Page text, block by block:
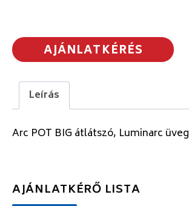
AJÁNLATKÉRÉS
Leírás
Arc POT BIG átlátszó, Luminarc üveg
AJÁNLATKÉRŐ LISTA